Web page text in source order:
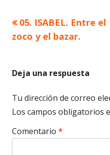
Navegación
entradas
Artículo
anterior
05. ISABEL. Entre el
zoco y el bazar.
Deja una respuesta
Tu dirección de correo
Los campos obligatorios
Comentario *